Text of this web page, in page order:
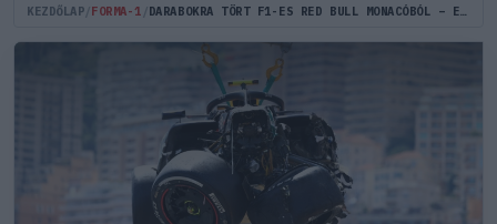
KEZDŐLAP FORMA-1 DARABOKRA TÖRT F1-ES RED BULL MONACÓBÓL – EZ CSÚNYÁN KUKÁRA LETT ZÚZVA